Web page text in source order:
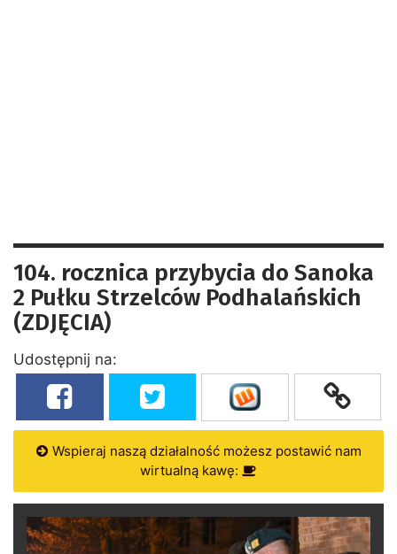
104. rocznica przybycia do Sanoka
2 Pułku Strzelców Podhalańskich
(ZDJĘCIA)
Udostępnij na:
Wspieraj naszą działalność możesz postawić nam
wirtualną kawę: